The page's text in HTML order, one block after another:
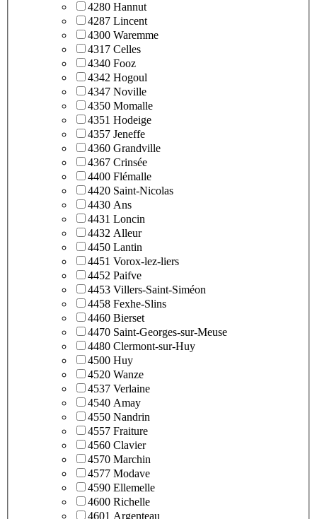
4280 Hannut
4287 Lincent
4300 Waremme
4317 Celles
4340 Fooz
4342 Hogoul
4347 Noville
4350 Momalle
4351 Hodeige
4357 Jeneffe
4360 Grandville
4367 Crinsée
4400 Flémalle
4420 Saint-Nicolas
4430 Ans
4431 Loncin
4432 Alleur
4450 Lantin
4451 Vorox-lez-liers
4452 Paifve
4453 Villers-Saint-Siméon
4458 Fexhe-Slins
4460 Bierset
4470 Saint-Georges-sur-Meuse
4480 Clermont-sur-Huy
4500 Huy
4520 Wanze
4537 Verlaine
4540 Amay
4550 Nandrin
4557 Fraiture
4560 Clavier
4570 Marchin
4577 Modave
4590 Ellemelle
4600 Richelle
4601 Argenteau